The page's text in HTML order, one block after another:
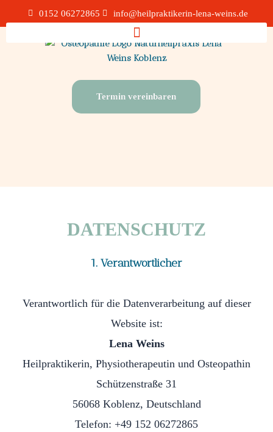
0152 06272865 info@heilpraktikerin-lena-weins.de
Termin vereinbaren
DATENSCHUTZ
1. Verantwortlicher
Verantwortlich für die Datenverarbeitung auf dieser
Website ist:
Lena Weins
Heilpraktikerin, Physiotherapeutin und Osteopathin
Schützenstraße 31
56068 Koblenz, Deutschland
Telefon: +49 152 06272865